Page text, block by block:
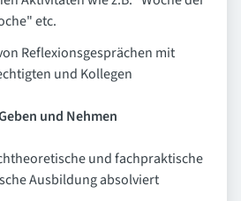
etc.
Reflexionsgesprächen mit
und Kollegen
und Nehmen
und fachpraktische
Ausbildung absolviert